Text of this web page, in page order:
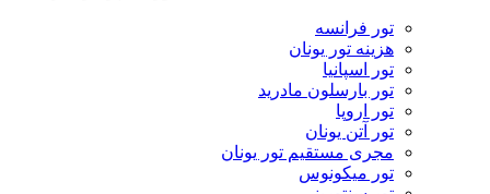
تور فرانسه
هزینه تور یونان
تور اسپانیا
تور بارسلون مادرید
تور اروپا
تور آتن یونان
مجری مستقیم تور یونان
تور میکونوس